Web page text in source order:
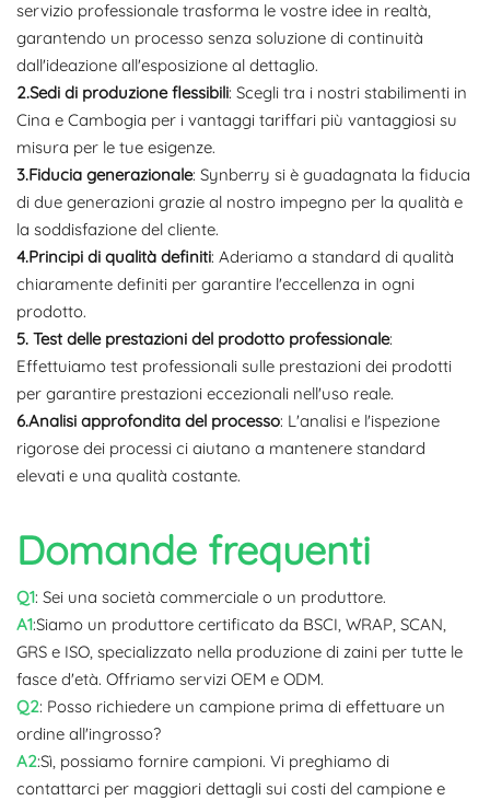
servizio professionale trasforma le vostre idee in realtà,
garantendo un processo senza soluzione di continuità
dall'ideazione all'esposizione al dettaglio.
2.Sedi di produzione flessibili: Scegli tra i nostri stabilimenti in
Cina e Cambogia per i vantaggi tariffari più vantaggiosi su
misura per le tue esigenze.
3.Fiducia generazionale: Synberry si è guadagnata la fiducia
di due generazioni grazie al nostro impegno per la qualità e
la soddisfazione del cliente.
4.Principi di qualità definiti: Aderiamo a standard di qualità
chiaramente definiti per garantire l'eccellenza in ogni
prodotto.
5. Test delle prestazioni del prodotto professionale:
Effettuiamo test professionali sulle prestazioni dei prodotti
per garantire prestazioni eccezionali nell'uso reale.
6.Analisi approfondita del processo: L'analisi e l'ispezione
rigorose dei processi ci aiutano a mantenere standard
elevati e una qualità costante.
Domande frequenti
Q1: Sei una società commerciale o un produttore.
A1:Siamo un produttore certificato da BSCI, WRAP, SCAN,
GRS e ISO, specializzato nella produzione di zaini per tutte le
fasce d'età. Offriamo servizi OEM e ODM.
Q2: Posso richiedere un campione prima di effettuare un
ordine all'ingrosso?
A2:Sì, possiamo fornire campioni. Vi preghiamo di
contattarci per maggiori dettagli sui costi del campione e